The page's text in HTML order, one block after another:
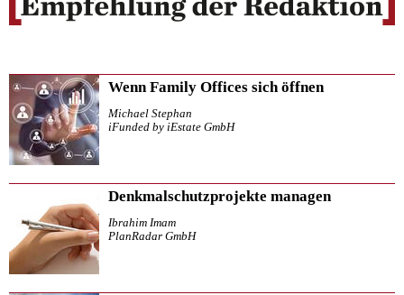
Wenn Family Offices sich öffnen
Michael Stephan
iFunded by iEstate GmbH
Denkmalschutzprojekte managen
Ibrahim Imam
PlanRadar GmbH